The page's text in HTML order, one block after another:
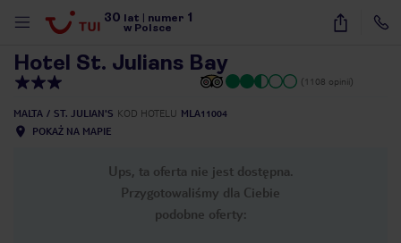
30 lat numer 1
w Polsce
26
Hotel St. Julians Bay
(1108 opinii)
MALTA ST. JULIAN'S KOD HOTELU MLA11004
POKAŻ NA MAPIE
Ups, ta oferta nie jest dostępna.
Przygotowaliśmy dla Ciebie
podobne oferty: